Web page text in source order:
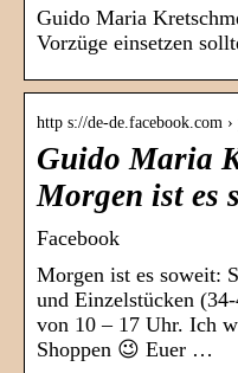
Guido Maria
Vorzüge einsetzen
http s://de-de.facebook.com ›
Guido Maria
Morgen ist es
Facebook
Morgen ist es soweit:
und Einzelstücken
von 10 – 17 Uhr. Ich
Shoppen 😉 Euer …